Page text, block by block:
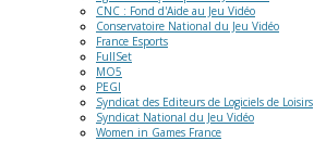
CNC : Fond d'Aide au Jeu Vidéo
Conservatoire National du Jeu Vidéo
France Esports
FullSet
MO5
PEGI
Syndicat des Editeurs de Logiciels de Loisirs
Syndicat National du Jeu Vidéo
Women in Games France